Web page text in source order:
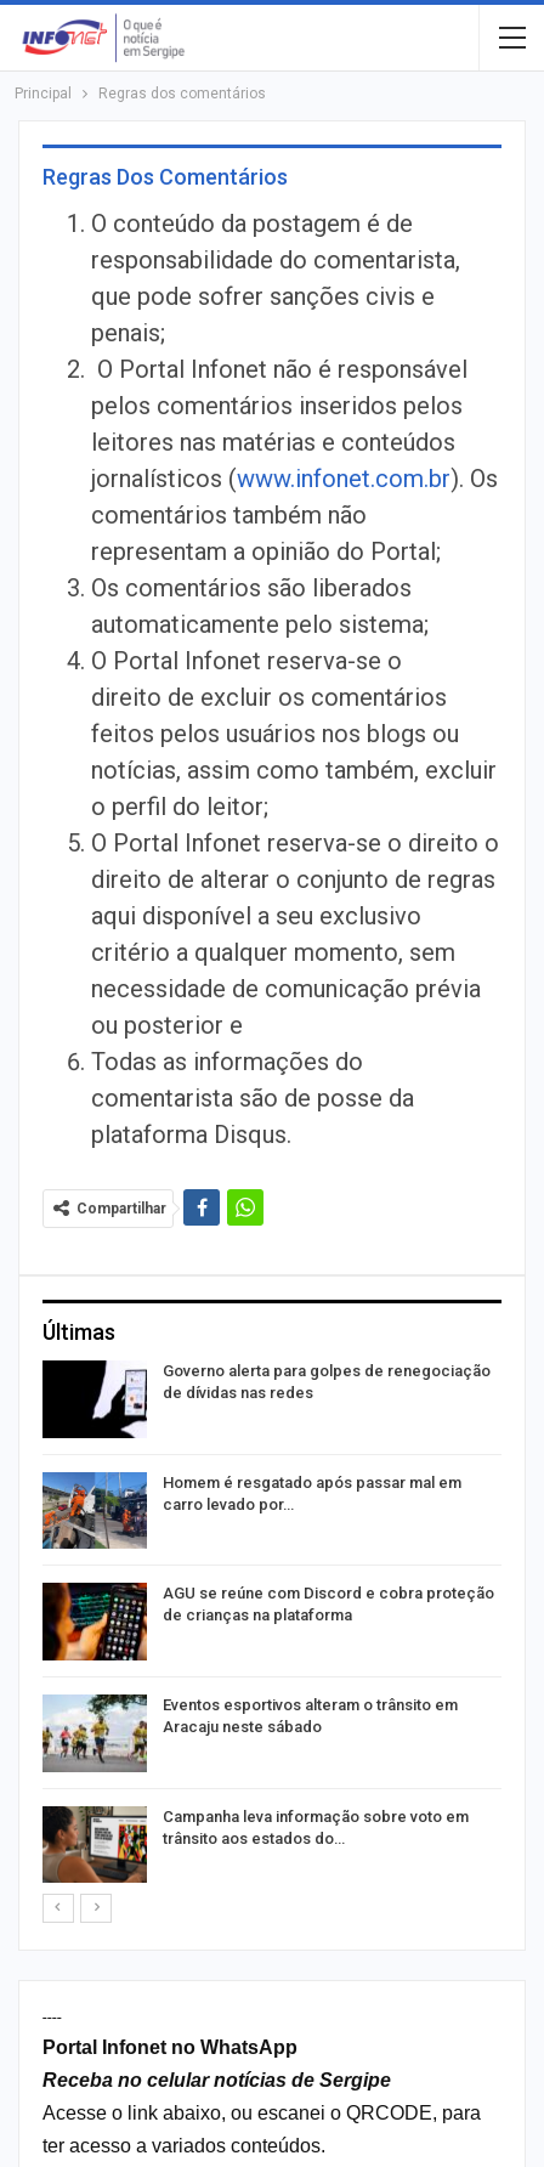
Principal Regras dos comentários
Regras Dos Comentários
O conteúdo da postagem é de
responsabilidade do comentarista,
que pode sofrer sanções civis e
penais;
O Portal Infonet não é responsável
pelos comentários inseridos pelos
leitores nas matérias e conteúdos
jornalísticos (www.infonet.com.br). Os
comentários também não
representam a opinião do Portal;
Os comentários são liberados
automaticamente pelo sistema;
O Portal Infonet reserva-se o
direito de excluir os comentários
feitos pelos usuários nos blogs ou
notícias, assim como também, excluir
o perfil do leitor;
O Portal Infonet reserva-se o direito o
direito de alterar o conjunto de regras
aqui disponível a seu exclusivo
critério a qualquer momento, sem
necessidade de comunicação prévia
ou posterior e
Todas as informações do
comentarista são de posse da
plataforma Disqus.
Compartilhar
Últimas
Governo alerta para golpes de renegociação
de dívidas nas redes
Homem é resgatado após passar mal em
carro levado por…
AGU se reúne com Discord e cobra proteção
de crianças na plataforma
Eventos esportivos alteram o trânsito em
Aracaju neste sábado
Campanha leva informação sobre voto em
trânsito aos estados do…
----
Portal Infonet no WhatsApp
Receba no celular notícias de Sergipe
Acesse o link abaixo, ou escanei o QRCODE, para
ter acesso a variados conteúdos.